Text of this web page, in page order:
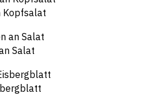
Kopfsalat
Salat